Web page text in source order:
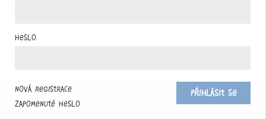
Heslo
Přihlásit se
Nová registrace
Zapomenuté heslo